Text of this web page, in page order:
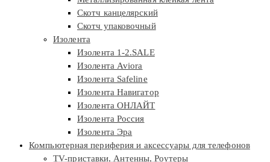
Скотч канцелярский
Скотч упаковочный
Изолента
Изолента 1-2.SALE
Изолента Aviora
Изолента Safeline
Изолента Навигатор
Изолента ОНЛАЙТ
Изолента Россия
Изолента Эра
Компьютерная периферия и аксессуары для телефонов
TV-приставки, Антенны, Роутеры